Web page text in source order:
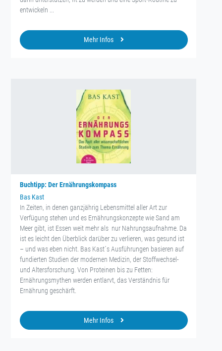
entwickeln ...
Mehr Infos
Buchtipp: Der Ernährungskompass
Bas Kast
In Zeiten, in denen ganzjährig Lebensmittel aller Art zur
Verfügung stehen und es Ernährungskonzepte wie Sand am
Meer gibt, ist Essen weit mehr als nur Nahrungsaufnahme. Da
ist es leicht den Überblick darüber zu verlieren, was gesund ist
– und was eben nicht. Bas Kast´s Ausführungen basieren auf
fundierten Studien der modernen Medizin, der Stoffwechsel-
und Altersforschung. Von Proteinen bis zu Fetten:
Ernährungsmythen werden entlarvt, das Verständnis für
Ernährung geschärft.
Mehr Infos